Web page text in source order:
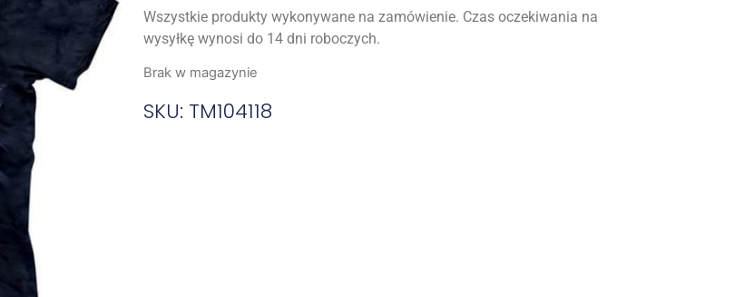
Wszystkie produkty wykonywane na zamówienie. Czas oczekiwania na
wysyłkę wynosi do 14 dni roboczych.
Brak w magazynie
SKU: TM104118